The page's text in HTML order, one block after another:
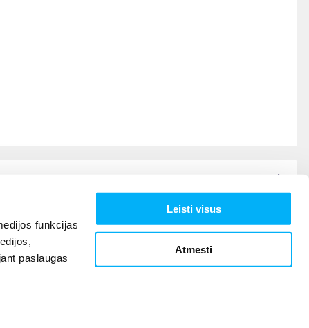
funkcijas
paslaugas
Leisti visus
Atmesti